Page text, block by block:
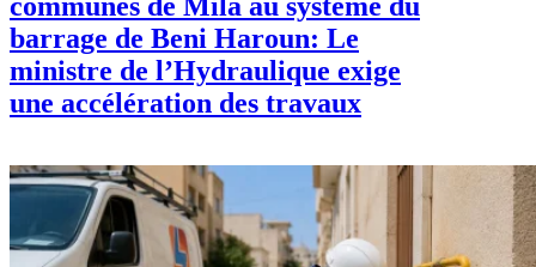
barrage de Beni Haroun: Le
ministre de l’Hydraulique exige
une accélération des travaux